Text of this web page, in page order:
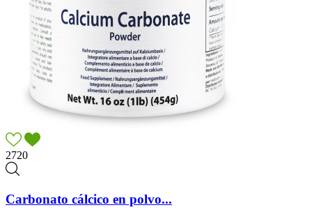
2720
Carbonato cálcico en polvo...